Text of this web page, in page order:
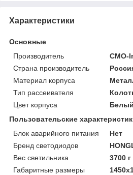
Характеристики
Основные
Производитель
CMO-
Страна производитель
Материал корпуса
Тип рассеивателя
Цвет корпуса
Белый
Пользовательские
Блок аварийного питания
Нет
Бренд светодиодов
Вес светильника
3700 г
Габаритные размеры